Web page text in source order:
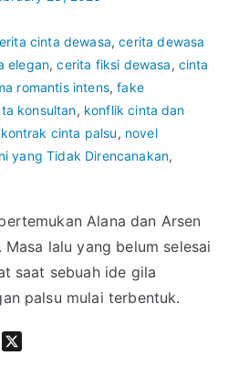
cinta dewasa,cerita dewasa
elegan,cerita fiksi dewasa, cinta
romantis intens,fake
konsultan, konflik cinta dan
kontrak cinta palsu, novel
yang Tidak Direncanakan,
Alana dan Arsen
lalu yang belum selesai
saat sebuah ide gila
palsu mulai terbentuk.